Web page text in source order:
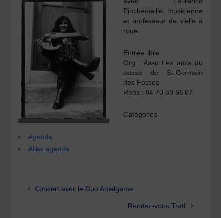
Pinchemaille, musicienne
et professeur de vielle à
roue.
Entrée libre
Org : Asso Les amis du
passé de St-Germain
des Fossés
Rens : 04 70 59 66 07
Catégories
Agenda
Allier agenda
Concert avec le Duo Amalgame
Rendez-vous Trad’